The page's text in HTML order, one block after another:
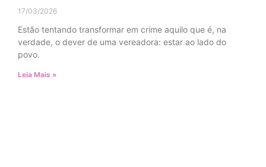
17/03/2026
Estão tentando transformar em crime aquilo que é, na
verdade, o dever de uma vereadora: estar ao lado do
povo.
Leia Mais »